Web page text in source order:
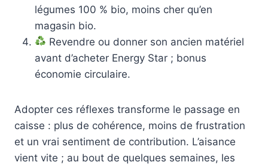
légumes 100 % bio, moins cher qu’en
magasin bio.
Revendre ou donner son ancien matériel
avant d’acheter Energy Star ; bonus
économie circulaire.
Adopter ces réflexes transforme le passage en
caisse : plus de cohérence, moins de frustration
et un vrai sentiment de contribution. L’aisance
vient vite ; au bout de quelques semaines, les